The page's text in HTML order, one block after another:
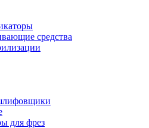
средства
для фрез